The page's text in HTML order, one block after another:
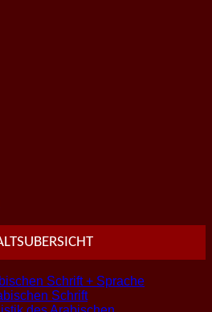
Schrift + Sprache
Schrift